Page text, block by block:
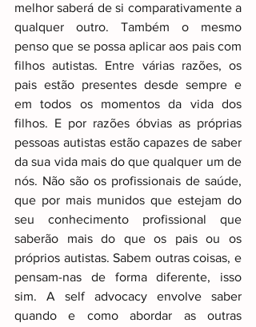
melhor saberá de si comparativamente a
qualquer outro. Também o mesmo
penso que se possa aplicar aos pais com
filhos autistas. Entre várias razões, os
pais estão presentes desde sempre e
em todos os momentos da vida dos
filhos. E por razões óbvias as próprias
pessoas autistas estão capazes de saber
da sua vida mais do que qualquer um de
nós. Não são os profissionais de saúde,
que por mais munidos que estejam do
seu conhecimento profissional que
saberão mais do que os pais ou os
próprios autistas. Sabem outras coisas, e
pensam-nas de forma diferente, isso
sim. A self advocacy envolve saber
quando e como abordar as outras